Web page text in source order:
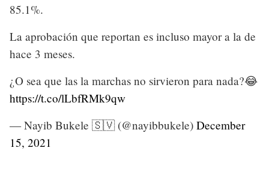
85.1%.
La aprobación que reportan es incluso mayor a la de
hace 3 meses.
¿O sea que las la marchas no sirvieron para nada?😂
https://t.co/lLbfRMk9qw
— Nayib Bukele 🇸🇻 (@nayibbukele) December
15, 2021